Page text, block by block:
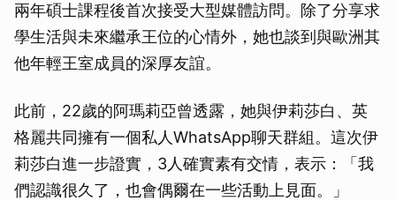
兩年碩士課程後首次接受大型媒體訪問。除了分享求
學生活與未來繼承王位的心情外，她也談到與歐洲其
他年輕王室成員的深厚友誼。
此前，22歲的阿瑪莉亞曾透露，她與伊莉莎白、英
格麗共同擁有一個私人WhatsApp聊天群組。這次伊
莉莎白進一步證實，3人確實素有交情，表示：「我
們認識很久了，也會偶爾在一些活動上見面。」